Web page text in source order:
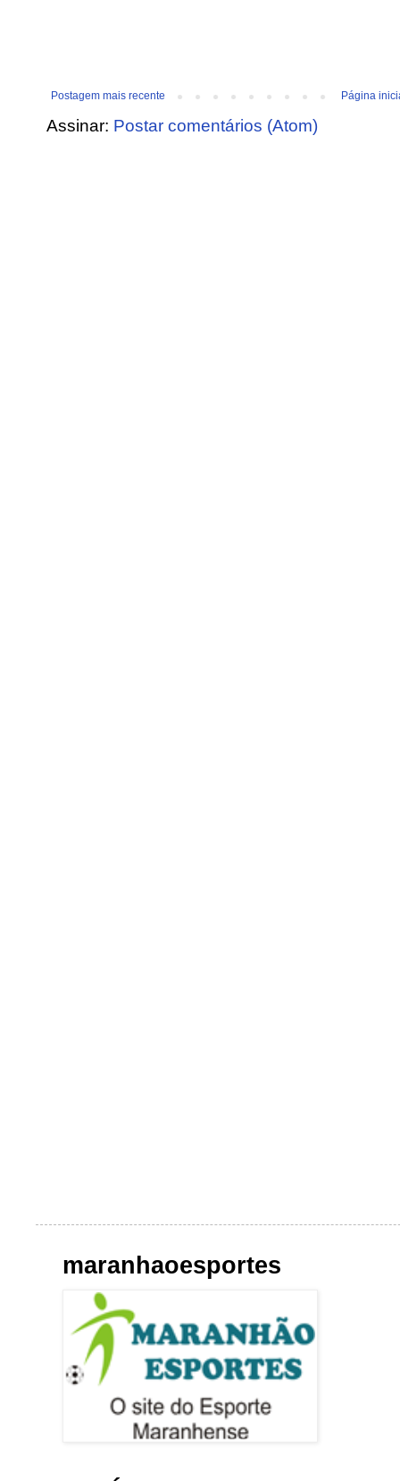
Postagem mais recente Página
Assinar: Postar comentários (Atom)
maranhaoesportes